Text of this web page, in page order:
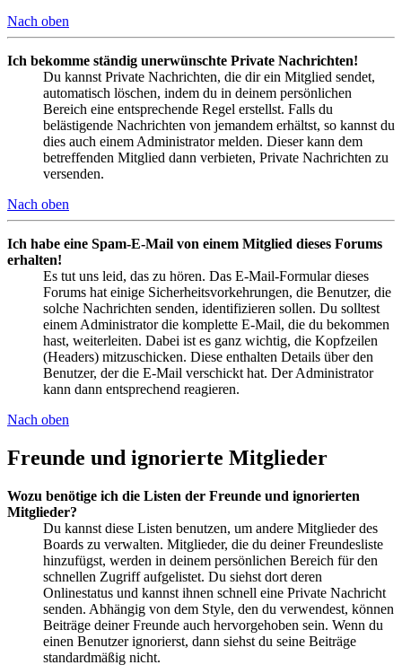
Nach oben
Ich bekomme ständig unerwünschte Private Nachrichten!
Du kannst Private Nachrichten, die dir ein Mitglied sendet,
automatisch löschen, indem du in deinem persönlichen
Bereich eine entsprechende Regel erstellst. Falls du
belästigende Nachrichten von jemandem erhältst, so kannst du
dies auch einem Administrator melden. Dieser kann dem
betreffenden Mitglied dann verbieten, Private Nachrichten zu
versenden.
Nach oben
Ich habe eine Spam-E-Mail von einem Mitglied dieses Forums
erhalten!
Es tut uns leid, das zu hören. Das E-Mail-Formular dieses
Forums hat einige Sicherheitsvorkehrungen, die Benutzer, die
solche Nachrichten senden, identifizieren sollen. Du solltest
einem Administrator die komplette E-Mail, die du bekommen
hast, weiterleiten. Dabei ist es ganz wichtig, die Kopfzeilen
(Headers) mitzuschicken. Diese enthalten Details über den
Benutzer, der die E-Mail verschickt hat. Der Administrator
kann dann entsprechend reagieren.
Nach oben
Freunde und ignorierte Mitglieder
Wozu benötige ich die Listen der Freunde und ignorierten
Mitglieder?
Du kannst diese Listen benutzen, um andere Mitglieder des
Boards zu verwalten. Mitglieder, die du deiner Freundesliste
hinzufügst, werden in deinem persönlichen Bereich für den
schnellen Zugriff aufgelistet. Du siehst dort deren
Onlinestatus und kannst ihnen schnell eine Private Nachricht
senden. Abhängig von dem Style, den du verwendest, können
Beiträge deiner Freunde auch hervorgehoben sein. Wenn du
einen Benutzer ignorierst, dann siehst du seine Beiträge
standardmäßig nicht.